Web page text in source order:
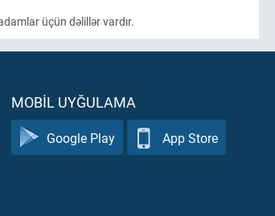
üçün dəlillər vardır.
MOBIL UYĞULAMA
Google Play App Store